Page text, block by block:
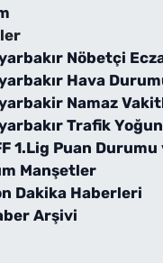
Nöbetçi
Hava
Namaz
Trafik
1.Lig Puan
Manşetler
Dakika Haberleri
Arşivi